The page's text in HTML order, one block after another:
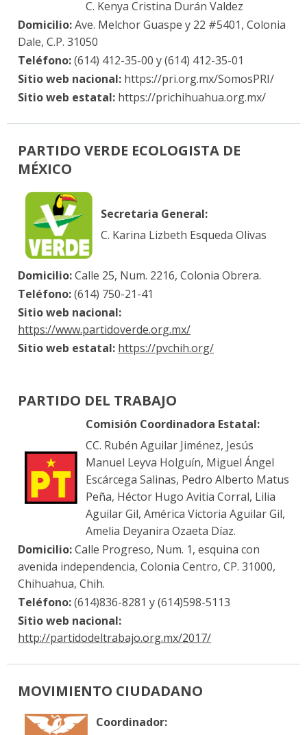
C. Kenya Cristina Durán Valdez
Domicilio:Ave. Melchor Guaspe y 22 #5401, Colonia
Dale, C.P. 31050
Teléfono:(614) 412-35-00 y (614) 412-35-01
Sitio web nacional: https://pri.org.mx/SomosPRI/
Sitio web estatal: https://prichihuahua.org.mx/
PARTIDO VERDE ECOLOGISTA DE
MÉXICO
Secretaria General:
C. Karina Lizbeth Esqueda Olivas
Domicilio:Calle 25, Num. 2216, Colonia Obrera.
Teléfono:(614) 750-21-41
Sitio web nacional:
https://www.partidoverde.org.mx/
Sitio web estatal: https://pvchih.org/
PARTIDO DEL TRABAJO
Comisión Coordinadora Estatal:
CC. Rubén Aguilar Jiménez, Jesús
Manuel Leyva Holguín, Miguel Ángel
Escárcega Salinas, Pedro Alberto Matus
Peña, Héctor Hugo Avitia Corral, Lilia
Aguilar Gil, América Victoria Aguilar Gil,
Amelia Deyanira Ozaeta Díaz.
Domicilio:Calle Progreso, Num. 1, esquina con
avenida independencia, Colonia Centro, CP. 31000,
Chihuahua, Chih.
Teléfono:(614)836-8281 y (614)598-5113
Sitio web nacional:
http://partidodeltrabajo.org.mx/2017/
MOVIMIENTO CIUDADANO
Coordinador: